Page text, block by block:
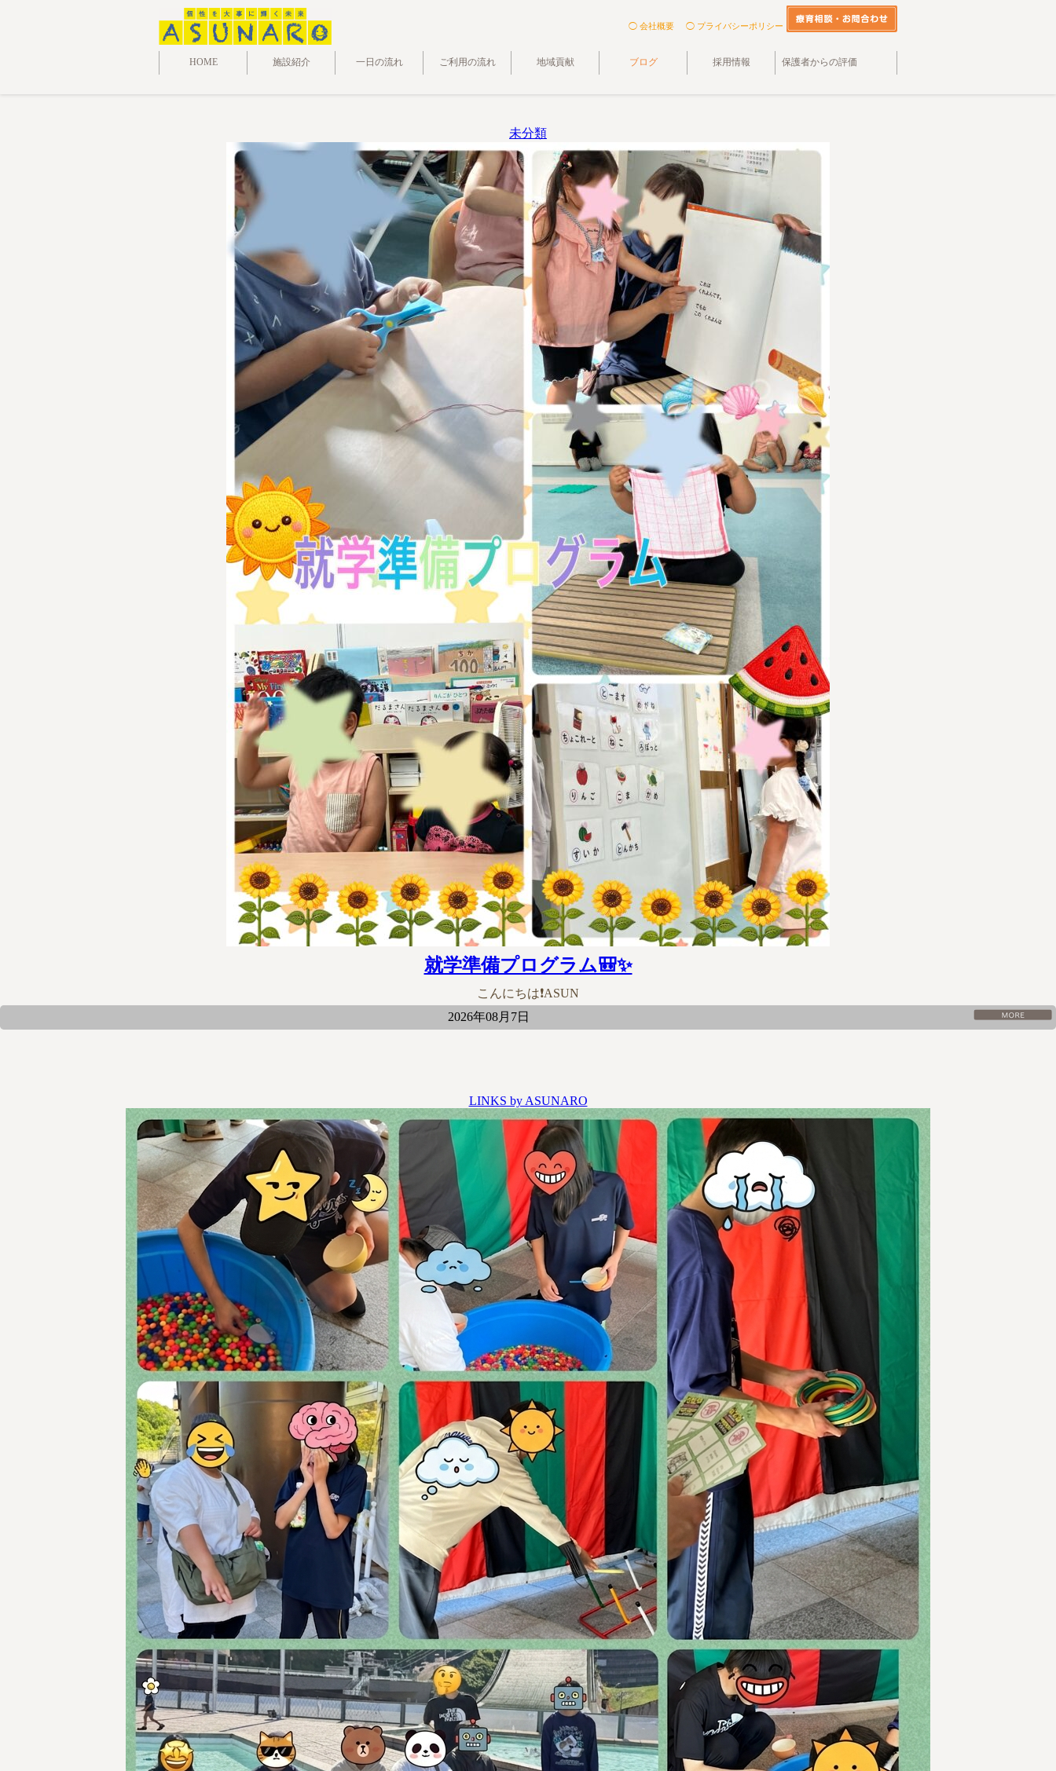
◯ 会社概要 ◯ プライバシーポリシー
HOME 施設紹介 一日の流れ ご利用の流れ 地域貢献 ブログ 採用情報 保護者からの評価
未分類
就学準備プログラム🎒✨
こんにちは❗ASUN
2026年08月7日
LINKS by ASUNARO